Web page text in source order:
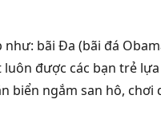
bãi Đa (bãi đá
được các bạn trẻ
biển ngắm san hô,